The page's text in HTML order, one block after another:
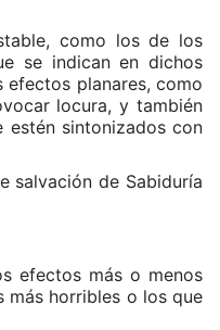
como los de los
se indican en dichos
efectos planares, como
locura, y también
estén sintonizados con
salvación de Sabiduría
efectos más o menos
más horribles o los que